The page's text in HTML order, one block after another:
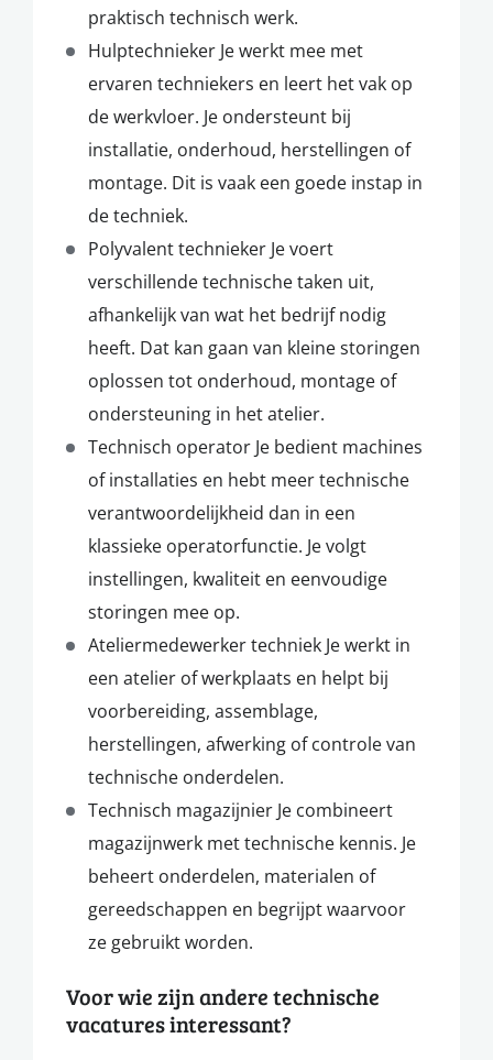
praktisch technisch werk.
Hulptechnieker Je werkt mee met
ervaren techniekers en leert het vak op
de werkvloer. Je ondersteunt bij
installatie, onderhoud, herstellingen of
montage. Dit is vaak een goede instap in
de techniek.
Polyvalent technieker Je voert
verschillende technische taken uit,
afhankelijk van wat het bedrijf nodig
heeft. Dat kan gaan van kleine storingen
oplossen tot onderhoud, montage of
ondersteuning in het atelier.
Technisch operator Je bedient machines
of installaties en hebt meer technische
verantwoordelijkheid dan in een
klassieke operatorfunctie. Je volgt
instellingen, kwaliteit en eenvoudige
storingen mee op.
Ateliermedewerker techniek Je werkt in
een atelier of werkplaats en helpt bij
voorbereiding, assemblage,
herstellingen, afwerking of controle van
technische onderdelen.
Technisch magazijnier Je combineert
magazijnwerk met technische kennis. Je
beheert onderdelen, materialen of
gereedschappen en begrijpt waarvoor
ze gebruikt worden.
Voor wie zijn andere technische
vacatures interessant?